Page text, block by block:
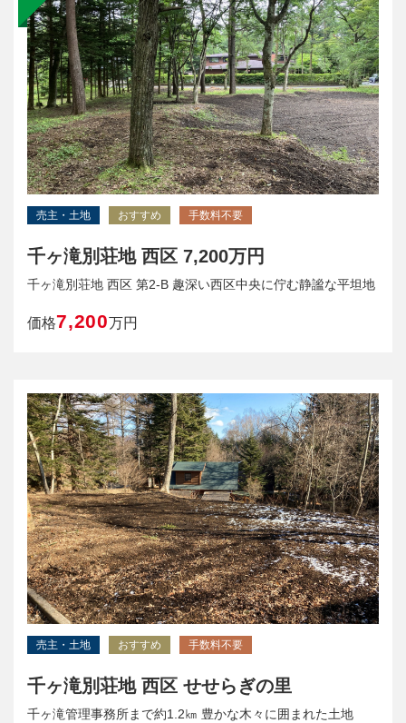
売主・土地 おすすめ 手数料不要
千ヶ滝別荘地 西区 7,200万円
千ヶ滝別荘地 西区 第2‐B 趣深い西区中央に佇む静謐な平坦地
価格7,200万円
売主・土地 おすすめ 手数料不要
千ヶ滝別荘地 西区 せせらぎの里
千ヶ滝管理事務所まで約1.2㎞ 豊かな木々に囲まれた土地